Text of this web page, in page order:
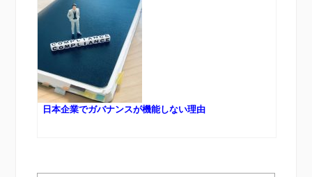
日本企業でガバナンスが機能しない理由